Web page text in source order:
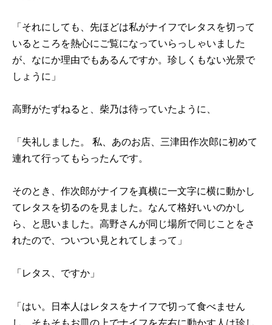
「それにしても、先ほどは私がナイフでレタスを切って
いるところを熱心にご覧になっていらっしゃいました
が、なにか理由でもあるんですか。珍しくもない光景で
しょうに」
高野がたずねると、柴乃は待っていたように、
「失礼しました。 私、あのお店、三津田作次郎に初めて
連れて行ってもらったんです。
そのとき、作次郎がナイフを真横に一文字に横に動かし
てレタスを切るのを見ました。なんて格好いいのかし
ら、と思いました。高野さんが同じ場所で同じことをさ
れたので、ついつい見とれてしまって」
「レタス、ですか」
「はい。日本人はレタスをナイフで切って食べません
し、そもそもお皿の上でナイフを左右に動かす人は珍し